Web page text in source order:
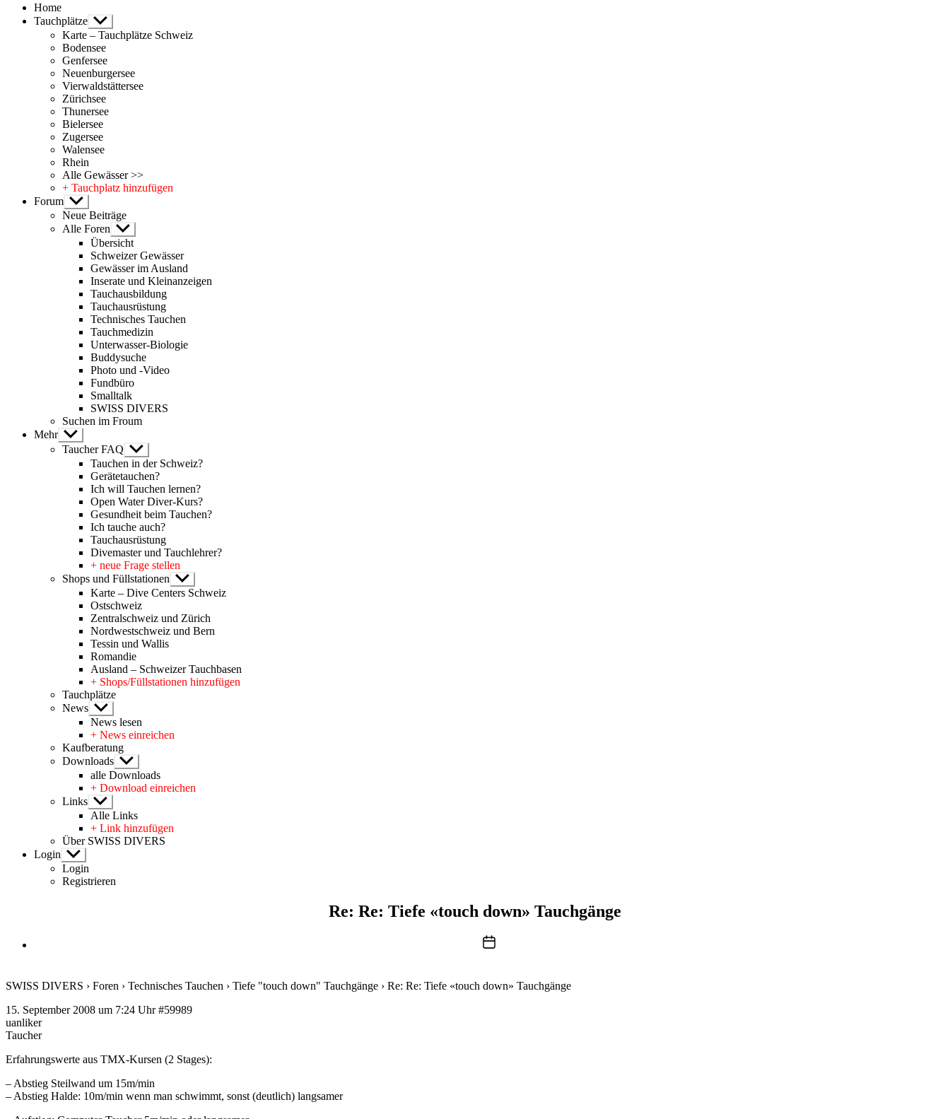
Home
Tauchplätze Untermenü
anzeigen
Karte – Tauchplätze Schweiz
Bodensee
Genfersee
Neuenburgersee
Vierwaldstättersee
Zürichsee
Thunersee
Bielersee
Zugersee
Walensee
Rhein
Alle Gewässer >>
+ Tauchplatz hinzufügen
Forum Untermenü
anzeigen
Neue Beiträge
Alle Foren Untermenü
anzeigen
Übersicht
Schweizer Gewässer
Gewässer im Ausland
Inserate und Kleinanzeigen
Tauchausbildung
Tauchausrüstung
Technisches Tauchen
Tauchmedizin
Unterwasser-Biologie
Buddysuche
Photo und -Video
Fundbüro
Smalltalk
SWISS DIVERS
Suchen im Froum
Mehr Untermenü
anzeigen
Taucher FAQ Untermenü
anzeigen
Tauchen in der Schweiz?
Gerätetauchen?
Ich will Tauchen lernen?
Open Water Diver-Kurs?
Gesundheit beim Tauchen?
Ich tauche auch?
Tauchausrüstung
Divemaster und Tauchlehrer?
+ neue Frage stellen
Shops und Füllstationen Untermenü
anzeigen
Karte – Dive Centers Schweiz
Ostschweiz
Zentralschweiz und Zürich
Nordwestschweiz und Bern
Tessin und Wallis
Romandie
Ausland – Schweizer Tauchbasen
+ Shops/Füllstationen hinzufügen
Tauchplätze
News Untermenü
anzeigen
News lesen
+ News einreichen
Kaufberatung
Downloads Untermenü
anzeigen
alle Downloads
+ Download einreichen
Links Untermenü
anzeigen
Alle Links
+ Link hinzufügen
Über SWISS DIVERS
Login Untermenü
anzeigen
Login
Registrieren
Re: Re: Tiefe «touch down» Tauchgänge
Beitragsdatum
SWISS DIVERS › Foren › Technisches Tauchen › Tiefe "touch down" Tauchgänge › Re: Re: Tiefe «touch down» Tauchgänge
15. September 2008 um 7:24 Uhr #59989
uanliker
Taucher
Erfahrungswerte aus TMX-Kursen (2 Stages):
– Abstieg Steilwand um 15m/min
– Abstieg Halde: 10m/min wenn man schwimmt, sonst (deutlich) langsamer